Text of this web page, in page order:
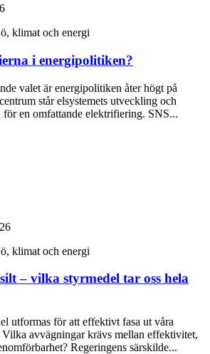
klimat och energi
i energipolitiken?
valet är energipolitiken åter högt på
står elsystemets utveckling och
för en omfattande elektrifiering. SNS...
klimat och energi
– vilka styrmedel tar oss hela
utformas för att effektivt fasa ut våra
Vilka avvägningar krävs mellan effektivitet,
Regeringens särskilde...